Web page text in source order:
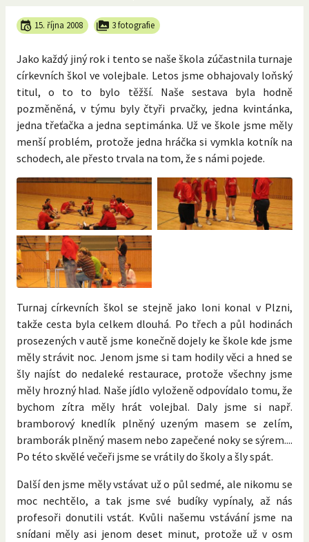
15. října 2008 3 fotografie
Jako každý jiný rok i tento se naše škola zúčastnila turnaje
církevních škol ve volejbale. Letos jsme obhajovaly loňský
titul, o to to bylo těžší. Naše sestava byla hodně
pozměněná, v týmu byly čtyři prvačky, jedna kvintánka,
jedna třeťačka a jedna septimánka. Už ve škole jsme měly
menší problém, protože jedna hráčka si vymkla kotník na
schodech, ale přesto trvala na tom, že s námi pojede.
Turnaj církevních škol se stejně jako loni konal v Plzni,
takže cesta byla celkem dlouhá. Po třech a půl hodinách
prosezených v autě jsme konečně dojely ke škole kde jsme
měly strávit noc. Jenom jsme si tam hodily věci a hned se
šly najíst do nedaleké restaurace, protože všechny jsme
měly hrozný hlad. Naše jídlo vyloženě odpovídalo tomu, že
bychom zítra měly hrát volejbal. Daly jsme si např.
bramborový knedlík plněný uzeným masem se zelím,
bramborák plněný masem nebo zapečené noky se sýrem....
Po této skvělé večeři jsme se vrátily do školy a šly spát.
Další den jsme měly vstávat už o půl sedmé, ale nikomu se
moc nechtělo, a tak jsme své budíky vypínaly, až nás
profesoři donutili vstát. Kvůli našemu vstávání jsme na
snídani měly asi jenom deset minut, protože už v osm